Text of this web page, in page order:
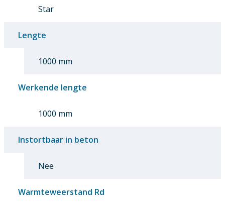
Star
Lengte
1000 mm
Werkende lengte
1000 mm
Instortbaar in beton
Nee
Warmteweerstand Rd